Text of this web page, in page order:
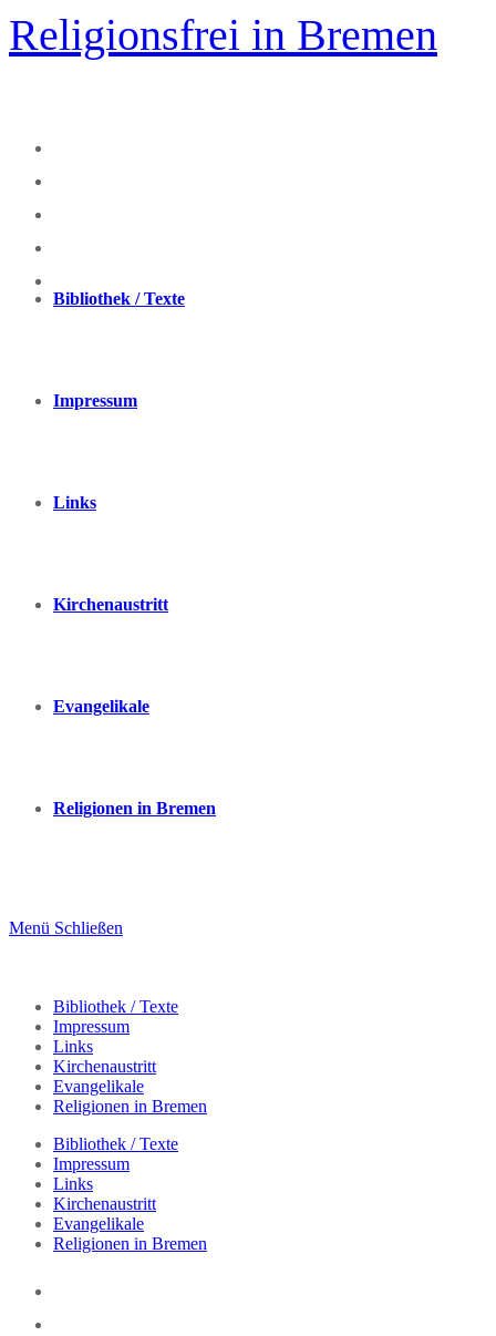
Zum
Inhalt
springen
Religionsfrei in Bremen
Bibliothek / Texte
Impressum
Links
Kirchenaustritt
Evangelikale
Religionen in Bremen
Menü Schließen
Bibliothek / Texte
Impressum
Links
Kirchenaustritt
Evangelikale
Religionen in Bremen
Bibliothek / Texte
Impressum
Links
Kirchenaustritt
Evangelikale
Religionen in Bremen